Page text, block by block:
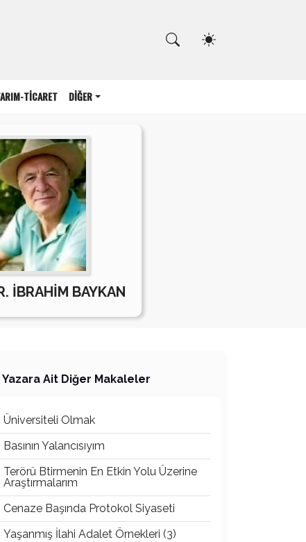
TİCARET DİĞER
İBRAHİM BAYKAN
Yazara Ait Diğer Makaleler
Üniversiteli Olmak
Basının Yalancısıyım
Terörü Btirmenin En Etkin Yolu Üzerine
Araştırmalarım
Cenaze Başında Protokol Siyaseti
Yaşanmış İlahi Adalet Örnekleri (3)